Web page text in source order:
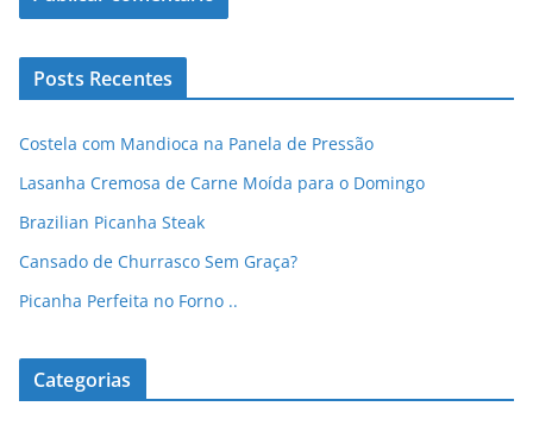
Posts Recentes
Costela com Mandioca na Panela de Pressão
Lasanha Cremosa de Carne Moída para o Domingo
Brazilian Picanha Steak
Cansado de Churrasco Sem Graça?
Picanha Perfeita no Forno ..
Categorias